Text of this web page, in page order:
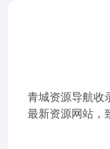
青城资源导航收
最新资源网站，